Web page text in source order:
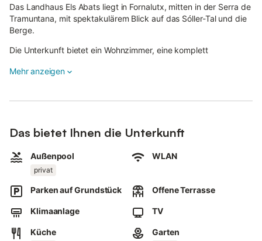
Das Landhaus Els Abats liegt in Fornalutx, mitten in der Serra de
Tramuntana, mit spektakulärem Blick auf das Sóller-Tal und die
Berge.
Die Unterkunft bietet ein Wohnzimmer, eine komplett
Badezimmer und ist für 4 Personen geeignet.
Das Highlight ist der Außenbereich: privater Garten, Terrasse
mit Panoramablick und ein Naturpool, der mit Chlor und
Aktivsauerstoff behandelt wird.
Das Wasser wird alle 7 Tage erneuert.
Jeden Donnerstag von 17:00 bis 20:00 Uhr findet die
Verfügung.
Mehr anzeigen
Das bietet Ihnen die Unterkunft
Außenpool
privat
WLAN
Parken auf Grundstück Offene Terrasse
Klimaanlage TV
Küche Garten